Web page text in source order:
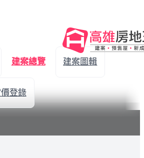
建案總覽 建案圖輯
登錄